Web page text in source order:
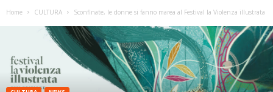
Home CULTURA Sconfinate, le donne si fanno marea al Festival la Violenza illustrata